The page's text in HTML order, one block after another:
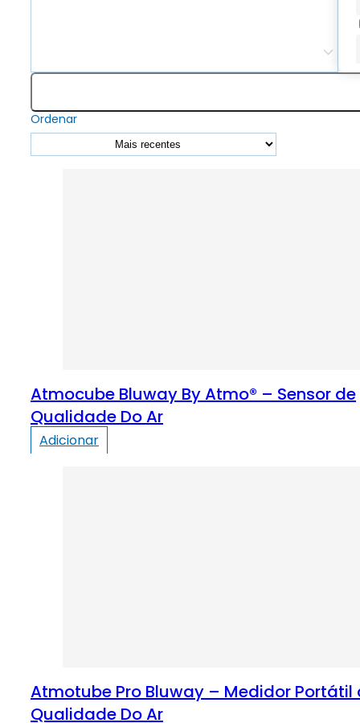
Ordenar
Atmocube Bluway By Atmo® – Sensor de
Qualidade Do Ar
Adicionar
Atmotube Pro Bluway – Medidor Portátil
Qualidade Do Ar